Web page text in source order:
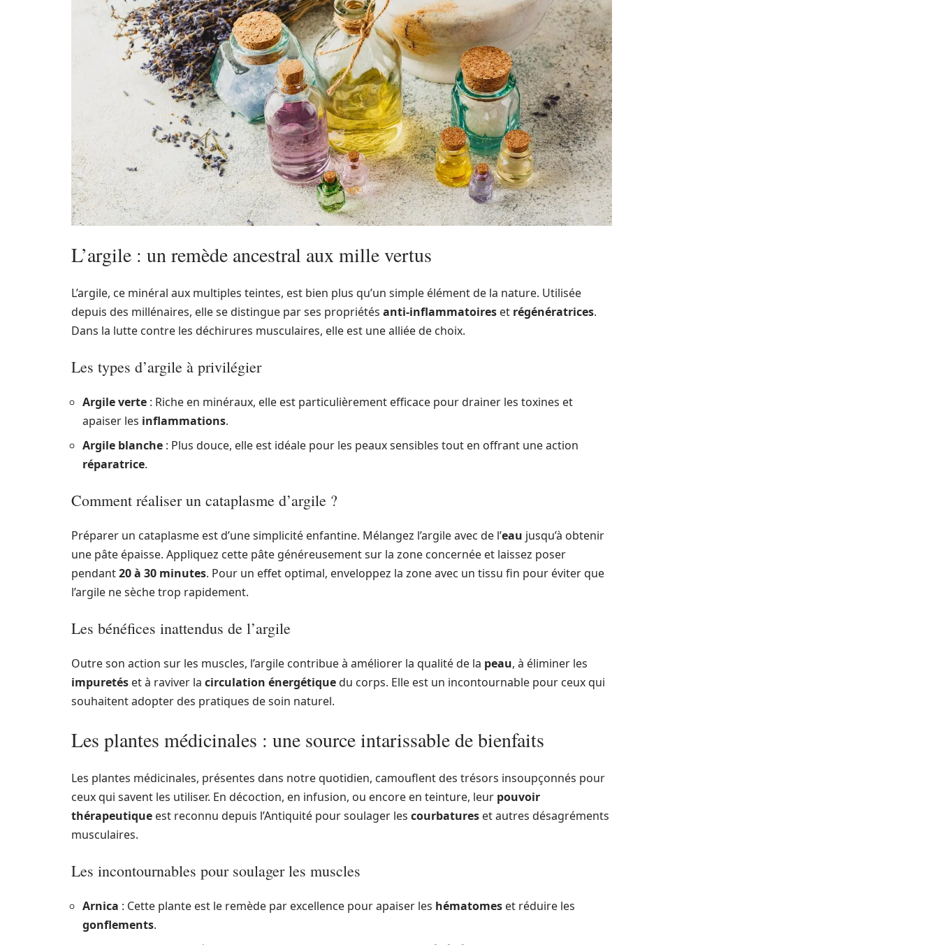
L’argile : un remède ancestral aux mille vertus
L’argile, ce minéral aux multiples teintes, est bien plus qu’un simple élément de la nature. Utilisée
depuis des millénaires, elle se distingue par ses propriétés anti-inflammatoires et régénératrices.
Dans la lutte contre les déchirures musculaires, elle est une alliée de choix.
Les types d’argile à privilégier
Argile verte : Riche en minéraux, elle est particulièrement efficace pour drainer les toxines et
apaiser les inflammations.
Argile blanche : Plus douce, elle est idéale pour les peaux sensibles tout en offrant une action
réparatrice.
Comment réaliser un cataplasme d’argile ?
Préparer un cataplasme est d’une simplicité enfantine. Mélangez l’argile avec de l’eau jusqu’à obtenir
une pâte épaisse. Appliquez cette pâte généreusement sur la zone concernée et laissez poser
pendant20 à 30 minutes. Pour un effet optimal, enveloppez la zone avec un tissu fin pour éviter que
l’argile ne sèche trop rapidement.
Les bénéfices inattendus de l’argile
Outre son action sur les muscles, l’argile contribue à améliorer la qualité de la peau, à éliminer les
impuretés et à raviver la circulation énergétiquedu corps. Elle est un incontournable pour ceux qui
souhaitent adopter des pratiques de soin naturel.
Les plantes médicinales : une source intarissable de bienfaits
Les plantes médicinales, présentes dans notre quotidien, camouflent des trésors insoupçonnés pour
ceux qui savent les utiliser. En décoction, en infusion, ou encore en teinture, leur pouvoir
thérapeutique est reconnu depuis l’Antiquité pour soulager les courbatures et autres désagréments
musculaires.
Les incontournables pour soulager les muscles
Arnica : Cette plante est le remède par excellence pour apaiser les hématomes et réduire les
gonflements.